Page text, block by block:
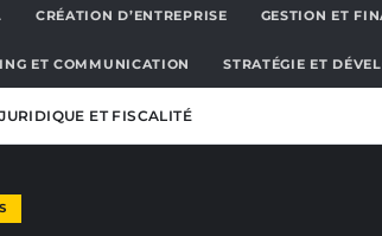
CRÉATION D’ENTREPRISE GESTION ET
ET COMMUNICATION STRATÉGIE ET
JURIDIQUE ET FISCALITÉ